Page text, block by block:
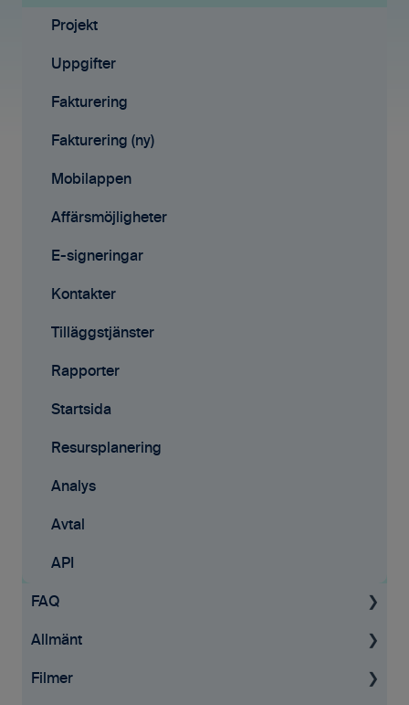
Fakturering (ny)
Kontakter
Avtal
Affärsmöjligheter
Rapporter
Samarbete
Mobilappen
Projekt
Uppgifter
Fakturering
Fakturering (ny)
Mobilappen
Affärsmöjligheter
E-signeringar
Kontakter
Tilläggstjänster
Rapporter
Startsida
Resursplanering
Analys
Avtal
API
FAQ
Projekt
Fakturering
Allmänt
Allmän information
Filmer